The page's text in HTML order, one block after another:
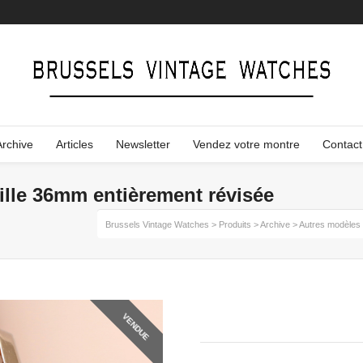
Articles Newsletter Vendez votre montre Contact
36mm entièrement révisée
Brussels Vintage Watches > Produits >Archive >Autres modèles
VENDUE